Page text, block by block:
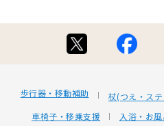
歩行器・移動補助 杖(つえ・ス
車椅子・移乗支援
入浴・お